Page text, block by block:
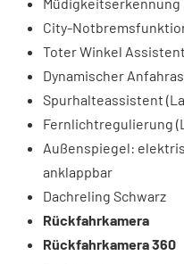
City-
Toter Winkel Assistent
Dynamischer
Spurhalteassistent
Fernlichtregulierung
Außenspiegel:
anklappbar
Dachreling Schwarz
Rückfahrkamera
Rückfahrkamera 360